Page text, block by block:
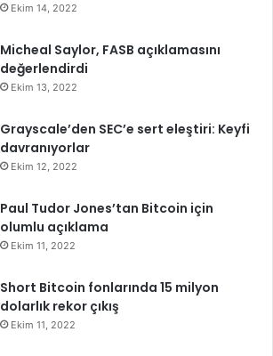
Ekim 14, 2022
Micheal Saylor, FASB açıklamasını
değerlendirdi
Ekim 13, 2022
Grayscale’den SEC’e sert eleştiri: Keyfi
davranıyorlar
Ekim 12, 2022
Paul Tudor Jones’tan Bitcoin için
olumlu açıklama
Ekim 11, 2022
Short Bitcoin fonlarında 15 milyon
dolarlık rekor çıkış
Ekim 11, 2022